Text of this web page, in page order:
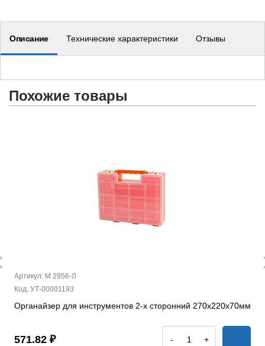
Описание Технические характеристики Отзывы
Похожие товары
Артикул: М 2956-Л
Код: УТ-00001193
Органайзер для инструментов 2-х сторонний 270х220х70мм
571.82 ₽ - +